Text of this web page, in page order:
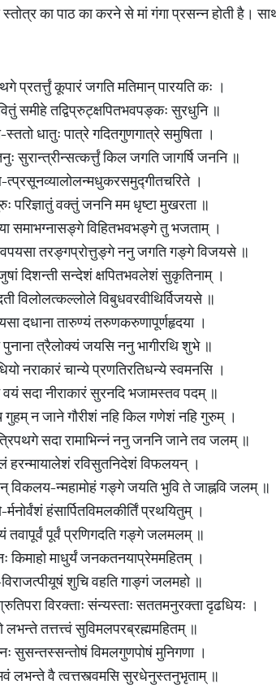
का पाठ का करने से मां गंगा प्रसन्न होती है।
कूपारं जगति मतिमान् पारयति कः ।
समीहे तद्विप्रुट्क्षपितभवपङ्कः सुरधुनि ॥
धातुः पात्रे गदितगुणगात्रे समुषिता ।
सुरान्त्रीन्सत्कर्त्तुं किल जगति जागर्षि जननि ॥
त्प्रसूनव्यालोलन्मधुकरसमुद्गीतचरिते ।
वक्तुं जननि मम धृष्टा मुखरता ॥
विहितभवभङ्गे तु भजताम् ।
तरङ्गप्रोत्तुङ्गे ननु जगति गङ्गे विजयसे ॥
दिशन्ती सन्देशं क्षपितभवलेशं सुकृतिनाम् ।
विलोलत्कल्लोले विबुधवरवीथिर्विजयसे ॥
दधाना तारुण्यं तरुणकरुणापूर्णहृदया ।
त्रैलोक्यं जयसि ननु भागीरथि शुभे ॥
नराकारं चान्ये प्रणतिरतिधन्ये स्वमनसि ।
सदा नीराकारं सुरनदि भजामस्तव पदम् ॥
न जाने गौरीशं नहि किल गणेशं नहि गुरुम् ।
सदा रामाभिन्नं ननु जननि जाने तव जलम् ॥
हरन्मायालेशं रविसुतनिदेशं विफलयन् ।
विकलय-न्महामोहं गङ्गे जयति भुवि ते जाह्नवि जलम् ॥
हंसार्पितविमलकीर्तिं प्रथयितुम् ।
पूर्वं प्रणिगदति गङ्गे जलमलम् ॥
किमाहो माधुर्यं जनकतनयाप्रेममहितम् ।
शुचि वहति गाङ्गं जलमहो ॥
विरक्ताः संन्यस्ताः सततमनुरक्ता दृढधियः ।
तत्तत्त्वं सुविमलपरब्रह्ममहितम् ॥
सुसन्तस्सन्तोषं विमलगुणपोषं मुनिगणा ।
लभन्ते वै त्वत्तस्त्वमसि सुरधेनुस्तनुभृताम् ॥